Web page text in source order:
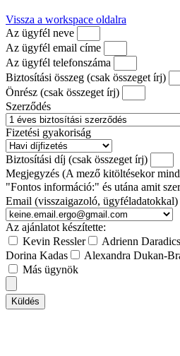
Vissza a workspace oldalra
Az ügyfél neve
Az ügyfél email címe
Az ügyfél telefonszáma
Biztosítási összeg (csak összeget írj)
Önrész (csak összeget írj)
Szerződés
Fizetési gyakoriság
Biztosítási díj (csak összeget írj)
Megjegyzés (A mező kitöltésekor
"Fontos információ:" és utána amit
Email (visszaigazoló, ügyféladatokkal)
Az ajánlatot készítette:
Kevin Ressler
Adrienn Daradics
Dorina Kadas
Alexandra Dukan-
Más ügynök
Küldés